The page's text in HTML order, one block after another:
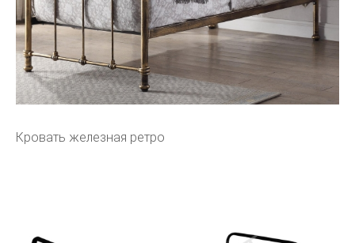
Кровать железная ретро